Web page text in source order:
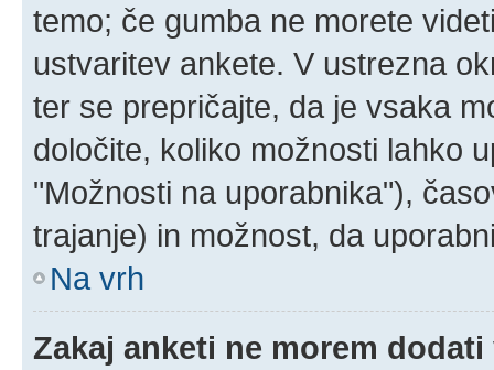
temo; če gumba ne morete
ustvaritev ankete. V ustrezna
ter se prepričajte, da je vsaka
določite, koliko možnosti lahko
"Možnosti na uporabnika"),
trajanje) in možnost, da
Na vrh
Zakaj anketi ne morem